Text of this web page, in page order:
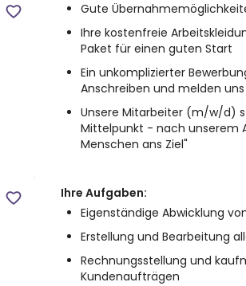
Gute
Ihre kostenfreie
Paket für einen guten Start
Ein unkomplizierter
Anschreiben und melden
Unsere Mitarbeiter (m/w/d)
Mittelpunkt - nach unserem
Menschen ans Ziel"
Ihre Aufgaben:
Eigenständige Abwicklung
Erstellung und Bearbeitung
Rechnungsstellung und
Kundenaufträgen